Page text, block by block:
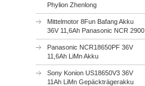
Phylion Zhenlong
Mittelmotor 8Fun Bafang Akku
36V 11,6Ah Panasonic NCR 2900
Panasonic NCR18650PF 36V
11,6Ah LiMn Akku
Sony Konion US18650V3 36V
11Ah LiMn Gepäckträgerakku